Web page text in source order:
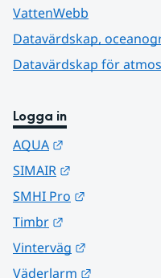
VattenWebb
Datavärdskap,
Datavärdskap för
Logga in
AQUA
SIMAIR
SMHI Pro
Timbr
Vinterväg
Väderlarm